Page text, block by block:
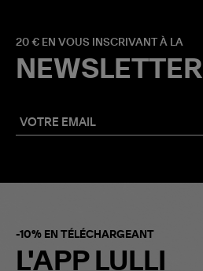
20 € EN VOUS INSCRIVANT À LA
NEWSLETTER
-10% EN TÉLÉCHARGEANT
L'APP LULLI